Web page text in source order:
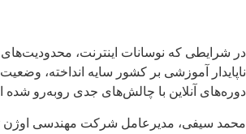
در شرایطی که نوسانات اینترنت،
ناپایدار آموزشی بر کشور سایه انداخته،
دوره‌های آنلاین با چالش‌های جدی روبه‌رو
محمد سیفی، مدیرعامل شرکت مهندسی اوژن